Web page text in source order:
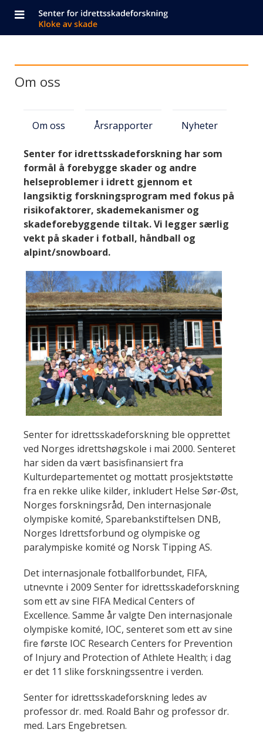
Senter
for
idrettsskadeforskning
Navigasjonen
besto
mobilmeny,
språk
Knapp
å
bytte
Forside
Gå
til
Hovedinnhold
siden
Om oss
til
emner
om
vårt
senter
Om oss Årsrapporter Nyheter
Senter for idrettsskadeforskning har som
formål å forebygge skader og andre
helseproblemer i idrett gjennom et
langsiktig forskningsprogram med fokus på
risikofaktorer, skademekanismer og
skadeforebyggende tiltak. Vi legger særlig
vekt på skader i fotball, håndball og
alpint/snowboard.
Senter for idrettsskadeforskning ble opprettet
ved Norges idrettshøgskole i mai 2000. Senteret
har siden da vært basisfinansiert fra
Kulturdepartementet og mottatt prosjektstøtte
fra en rekke ulike kilder, inkludert Helse Sør-Øst,
Norges forskningsråd, Den internasjonale
olympiske komité, Sparebankstiftelsen DNB,
Norges Idrettsforbund og olympiske og
paralympiske komité og Norsk Tipping AS.
Det internasjonale fotballforbundet, FIFA,
utnevnte i 2009 Senter for idrettsskadeforskning
som ett av sine FIFA Medical Centers of
Excellence. Samme år valgte Den internasjonale
olympiske komité, IOC, senteret som ett av sine
fire første IOC Research Centers for Prevention
of Injury and Protection of Athlete Health; i dag
er det 11 slike forskningssentre i verden.
Senter for idrettsskadeforskning ledes av
professor dr. med. Roald Bahr og professor dr.
med. Lars Engebretsen.